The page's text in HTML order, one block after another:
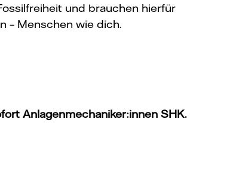
und brauchen hierfür
– Menschen wie dich.
Anlagenmechaniker:innen SHK.